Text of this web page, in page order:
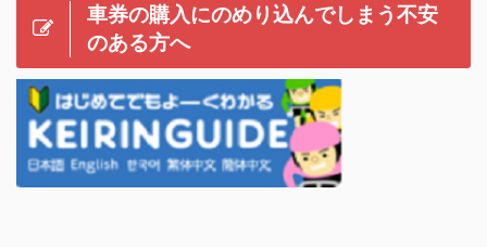
車券の購入にのめり込んでしまう不安
のある方へ